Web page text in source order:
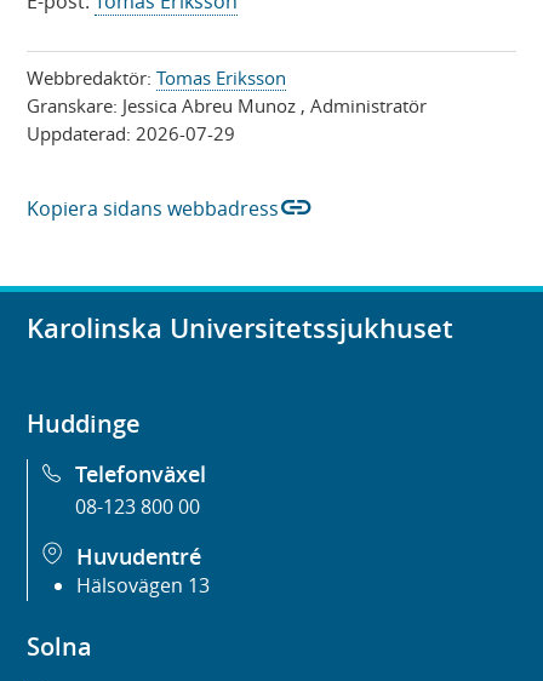
Webbredaktör:Tomas Eriksson
Granskare: Jessica Abreu Munoz , Administratör
Uppdaterad:2026-07-29
Kopiera sidans webbadresslink
Karolinska Universitetssjukhuset
Huddinge
Telefonväxel
08-123 800 00
Huvudentré
Hälsovägen 13
Solna